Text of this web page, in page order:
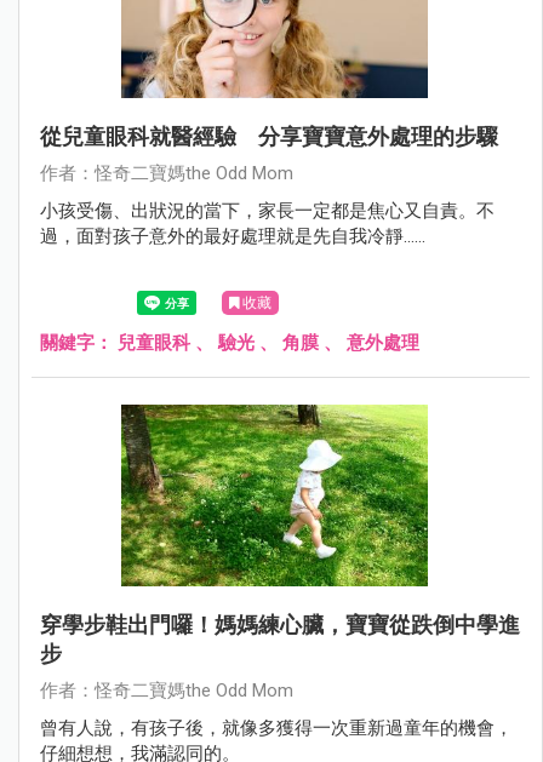
從兒童眼科就醫經驗 分享寶寶意外處理的步驟
作者：怪奇二寶媽the Odd Mom
小孩受傷、出狀況的當下，家長一定都是焦心又自責。不
過，面對孩子意外的最好處理就是先自我冷靜......
收藏
關鍵字： 兒童眼科、 驗光 、 角膜 、 意外處理
穿學步鞋出門囉！媽媽練心臟，寶寶從跌倒中學進
步
作者：怪奇二寶媽the Odd Mom
曾有人說，有孩子後，就像多獲得一次重新過童年的機會，
仔細想想，我滿認同的。